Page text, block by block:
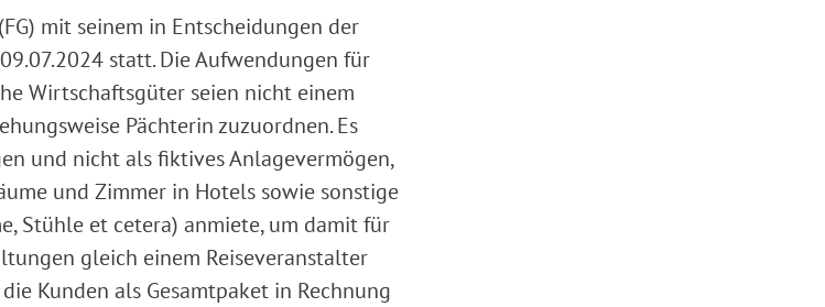
mit seinem in Entscheidungen der
statt. Die Aufwendungen für
Wirtschaftsgüter seien nicht einem
Pächterin zuzuordnen. Es
und nicht als fiktives Anlagevermögen,
und Zimmer in Hotels sowie sonstige
Stühle et cetera) anmiete, um damit für
gleich einem Reiseveranstalter
Kunden als Gesamtpaket in Rechnung